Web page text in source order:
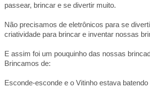
passear, brincar e se divertir muito.
Não precisamos de eletrônicos para se
criatividade para brincar e inventar nossas
E assim foi um pouquinho das nossas
Brincamos de:
Esconde-esconde e o Vitinho estava batendo